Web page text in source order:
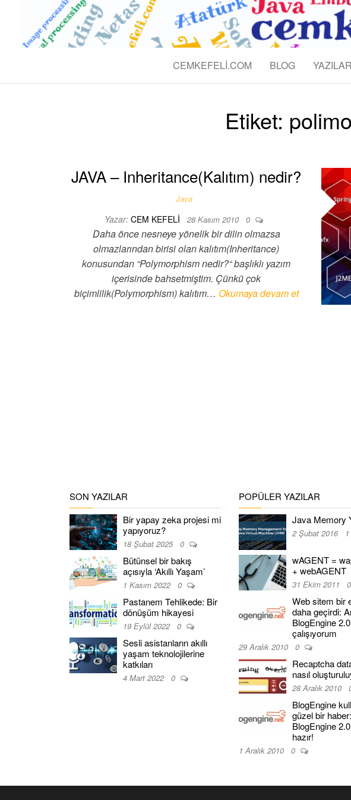
BLOG CEM
Teknolojik
CEMKEFELI.COM BLOG YAZILAR
Etiket:
JAVA – Inheritance(Kalıtım) nedir?
Java
Yazar: CEM KEFELI 28 Kasım 2010 0
Daha önce nesneye yönelik bir dilin olmazsa
olmazlarından birisi olan kalıtım(Inheritance)
konusundan “Polymorphism nedir?“ başlıklı yazım
içerisinde bahsetmiştim. Çünkü çok
biçimlilik(Polymorphism) kalıtım… Okumaya devam et
SON YAZILAR
Bir yapay zeka projesi mi
yapıyoruz?
18 Şubat 2025 0
Bütünsel bir bakış
açısıyla ‘Akıllı Yaşam’
1 Kasım 2022 0
Pastanem Tehlikede: Bir
dönüşüm hikayesi
19 Eylül 2022 0
Sesli asistanların akıllı
yaşam teknolojilerine
katkıları
4 Mart 2022 0
POPÜLER YAZILAR
Java Memory
2 Şubat 2016 1
wAGENT =
+ webAGENT
31 Ekim 2011 0
Web sitem bir
daha geçirdi:
BlogEngine
çalışıyorum
29 Aralık 2010 0
Recaptcha
nasıl
28 Aralık 2010
BlogEngine
güzel bir haber:
BlogEngine
hazır!
1 Aralık 2010 0